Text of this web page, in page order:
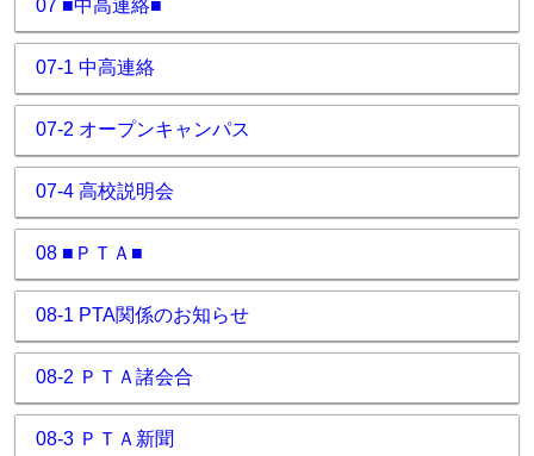
07 ■中高連絡■
07-1 中高連絡
07-2 オープンキャンパス
07-4 高校説明会
08 ■ＰＴＡ■
08-1 PTA関係のお知らせ
08-2 ＰＴＡ諸会合
08-3 ＰＴＡ新聞